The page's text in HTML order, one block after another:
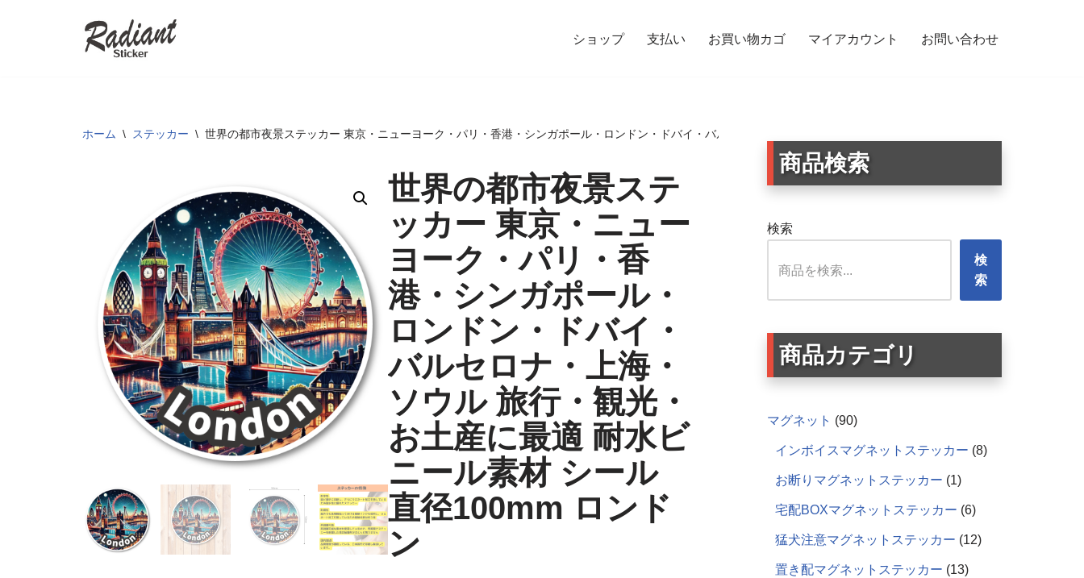
ショップ 支払い お買い物カゴ マイアカウント お問い合わせ
ホーム \ ステッカー \ 世界の都市夜景ステッカー 東京・ニューヨーク・パリ・香港・シンガポール・ロンドン・ドバイ・バルセロナ・上海・ソウル 旅行・観光・お土産に最適 耐水ビニール素材
世界の都市夜景ステ
ッカー 東京・ニュー
ヨーク・パリ・香
港・シンガポール・
ロンドン・ドバイ・
バルセロナ・上海・
ソウル 旅行・観光・
お土産に最適 耐水ビ
ニール素材 シール
直径100mm ロンド
ン
商品検索
検索
検
索
商品カテゴリ
マグネット 90
インボイスマグネットステッカー 8
お断りマグネットステッカー 1
宅配BOXマグネットステッカー 6
猛犬注意マグネットステッカー 12
置き配マグネットステッカー 13